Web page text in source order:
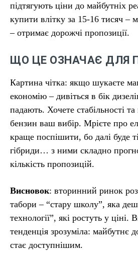
підтягують ціни до майбутніх
купити влітку за 15-16 тисяч –
– отримає дорожчі пропозиції.
ЩО ЦЕ ОЗНАЧАЄ ДЛЯ
Картина чітка: якщо шукаєте
економію – дивіться в бік
падають. Хочете стабільності
бензин ваш вибір. Мрієте про
краще поспішити, бо далі буде
гібриди… з ними складно
кількість пропозицій.
Висновок: вторинний ринок
табори – “стару школу”, яка
технології”, які ростуть у ціні.
тенденція зрозуміла: майбутнє
стає доступнішим.